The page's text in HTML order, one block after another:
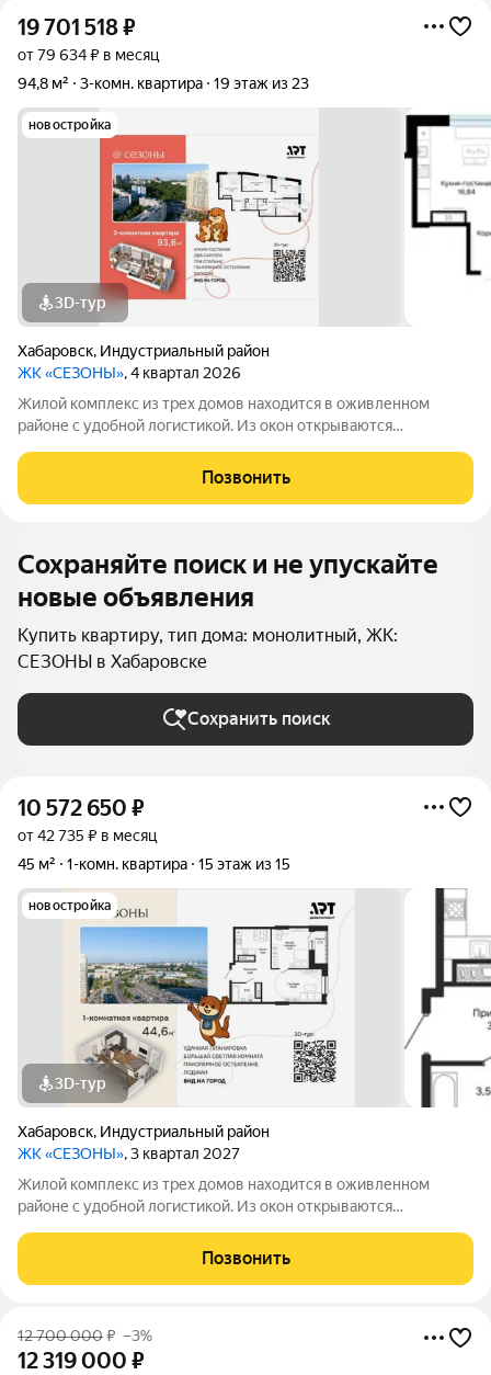
19 701 518₽
от 79 634 ₽ в месяц
94,8 м²
3-комн. квартира 19 этаж из 23
новостройка
3D-тур
Хабаровск, Индустриальный район
ЖК «СЕЗОНЫ», 4 квартал 2026
Жилой комплекс из трех домов находится в оживленном
районе с удобной логистикой. Из окон открываются
районе уже есть все, что обеспечивает комфорт и помогает
жить с удовольствием. При этом, нам
Позвонить
Сохраняйте поиск и не упускайте
новые объявления
Купить квартиру, тип дома: монолитный, ЖК:
СЕЗОНЫ в Хабаровске
Сохранить поиск
10 572 650 ₽
от 42 735 ₽ в месяц
45 м²
1-комн. квартира 15 этаж из 15
новостройка
3D-тур
Хабаровск, Индустриальный район
ЖК «СЕЗОНЫ», 3 квартал 2027
Жилой комплекс из трех домов находится в оживленном
районе с удобной логистикой. Из окон открываются
районе уже есть все, что обеспечивает комфорт и помогает
жить с удовольствием. При этом, нам
Позвонить
12 700 000₽ –3%
12 319 000 ₽